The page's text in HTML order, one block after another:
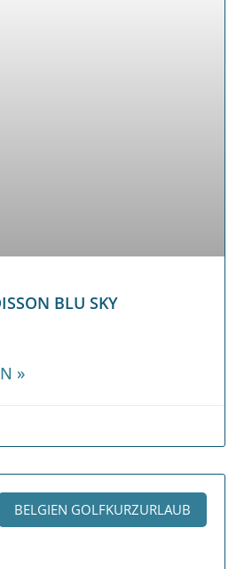
BLU SKY
»
BELGIEN GOLFKURZURLAUB